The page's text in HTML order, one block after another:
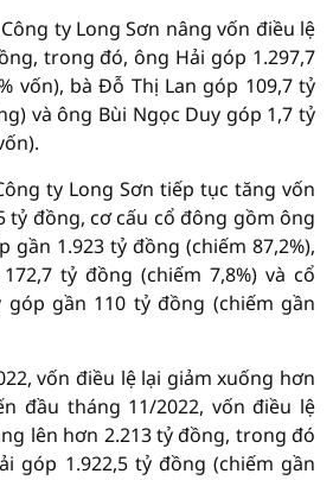
ty Long Sơn nâng vốn điều lệ
trong đó, ông Hải góp 1.297,7
vốn), bà Đỗ Thị Lan góp 109,7 tỷ
và ông Bùi Ngọc Duy góp 1,7 tỷ
ty Long Sơn tiếp tục tăng vốn
tỷ đồng, cơ cấu cổ đông gồm ông
gần 1.923 tỷ đồng (chiếm 87,2%),
tỷ đồng (chiếm 7,8%) và cổ
góp gần 110 tỷ đồng (chiếm gần
vốn điều lệ lại giảm xuống hơn
đầu tháng 11/2022, vốn điều lệ
lên hơn 2.213 tỷ đồng, trong đó
góp 1.922,5 tỷ đồng (chiếm gần